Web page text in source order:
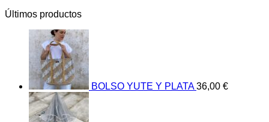
Últimos productos
BOLSO YUTE Y PLATA 36,00 €